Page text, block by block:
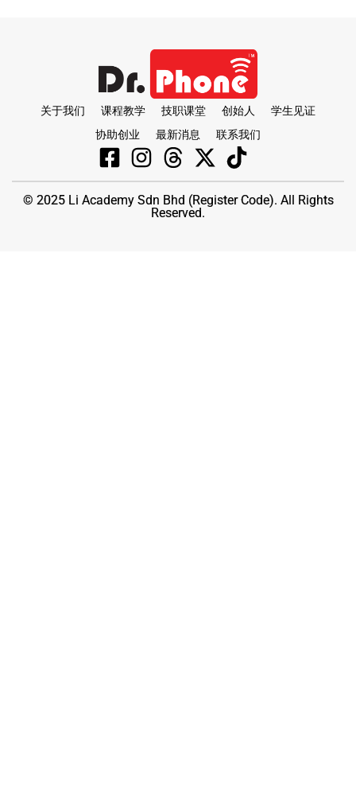
关于我们 课程教学 技职课堂 创始人
学生见证
协助创业
最新消息 联系我们
© 2025 Li Academy Sdn Bhd (Register Code). All Rights
Reserved.